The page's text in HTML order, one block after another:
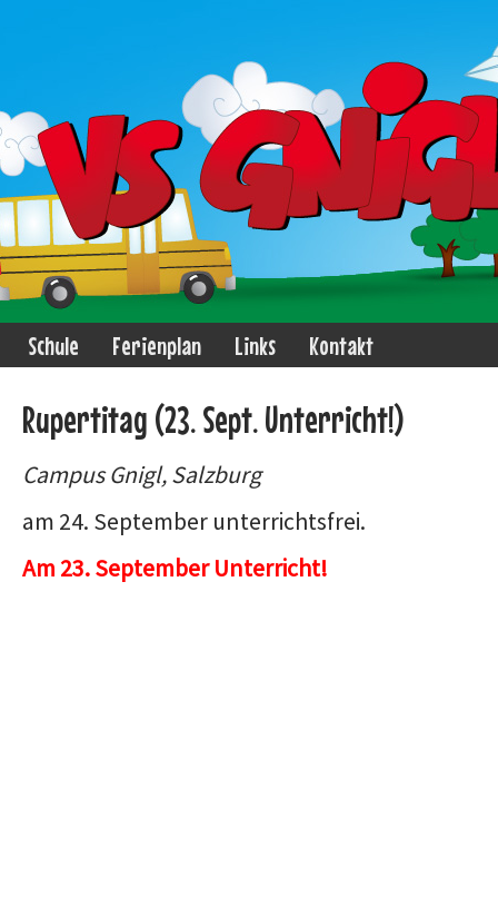
Schule Ferienplan Links Kontakt
Rupertitag (23. Sept. Unterricht!)
Campus Gnigl, Salzburg
am 24. September unterrichtsfrei.
Am 23. September Unterricht!